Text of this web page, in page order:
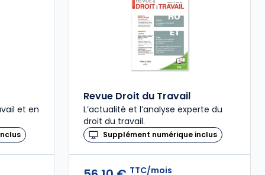
et en
Revue Droit du Travail
L’actualité et l’analyse experte du
droit du travail.
Supplément numérique inclus
TTC/mois